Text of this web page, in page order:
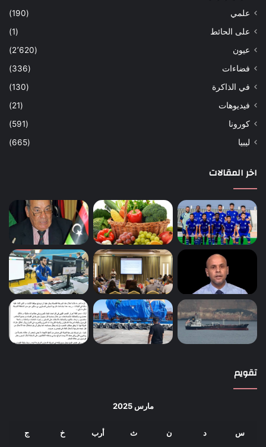
علمي
(190)
على الحائط
(1)
عيون
(2٬620)
فضاءات
(336)
في الذاكرة
(130)
فيديوهات
(21)
كورونا
(591)
ليبيا
(665)
اخر المقالات
تقويم
مارس 2025
س د ن ث أرب خ ج